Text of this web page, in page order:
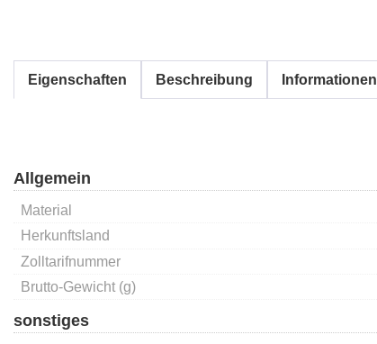
Eigenschaften Beschreibung
Allgemein
Material
Herkunftsland
Zolltarifnummer
Brutto-Gewicht (g)
sonstiges